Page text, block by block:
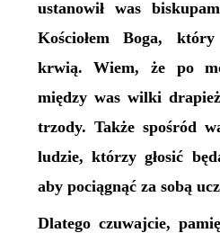
ustanowił was
Kościołem Boga,
krwią. Wiem, że po
między was wilki
trzody. Także spośród
ludzie, którzy głosić
aby pociągnąć za sobą
Dlatego czuwajcie,